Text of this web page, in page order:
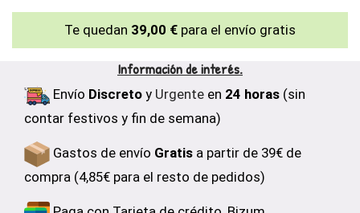
Te quedan 39,00 € para el envío gratis
Información de interés.
Envío Discreto y Urgente en 24 horas (sin
contar festivos y fin de semana)
Gastos de envío Gratis a partir de 39€ de
compra (4,85€ para el resto de pedidos)